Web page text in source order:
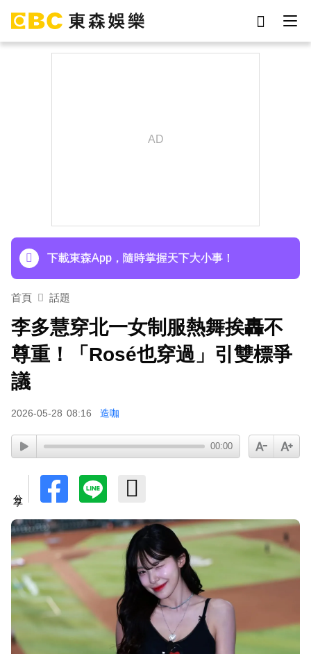
下載東森App，隨時掌握天下大小事！
首頁 話題
李多慧穿北一女制服熱舞挨轟不
尊重！「Rosé也穿過」引雙標爭
議
2026-05-28 08:16 造咖
00:00